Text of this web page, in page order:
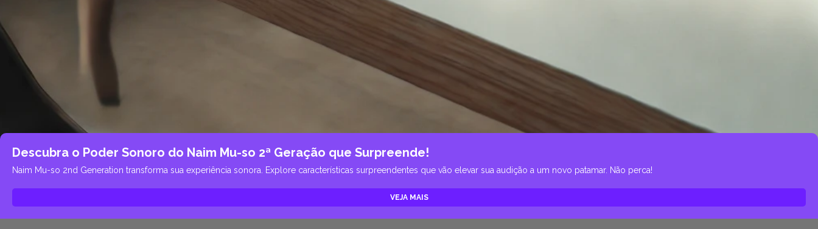
Descubra o Poder Sonoro do Naim Mu-so 2ª Geração que Surpreende!
Naim Mu-so 2nd Generation transforma sua experiência sonora. Explore características surpreendentes que vão elevar sua audição a um novo patamar. Não perca!
VEJA MAIS